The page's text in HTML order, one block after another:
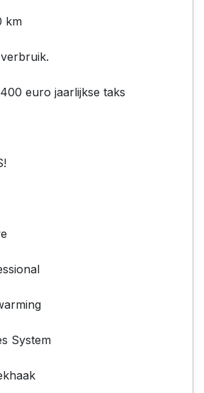
km
euro jaarlijkse taks
System